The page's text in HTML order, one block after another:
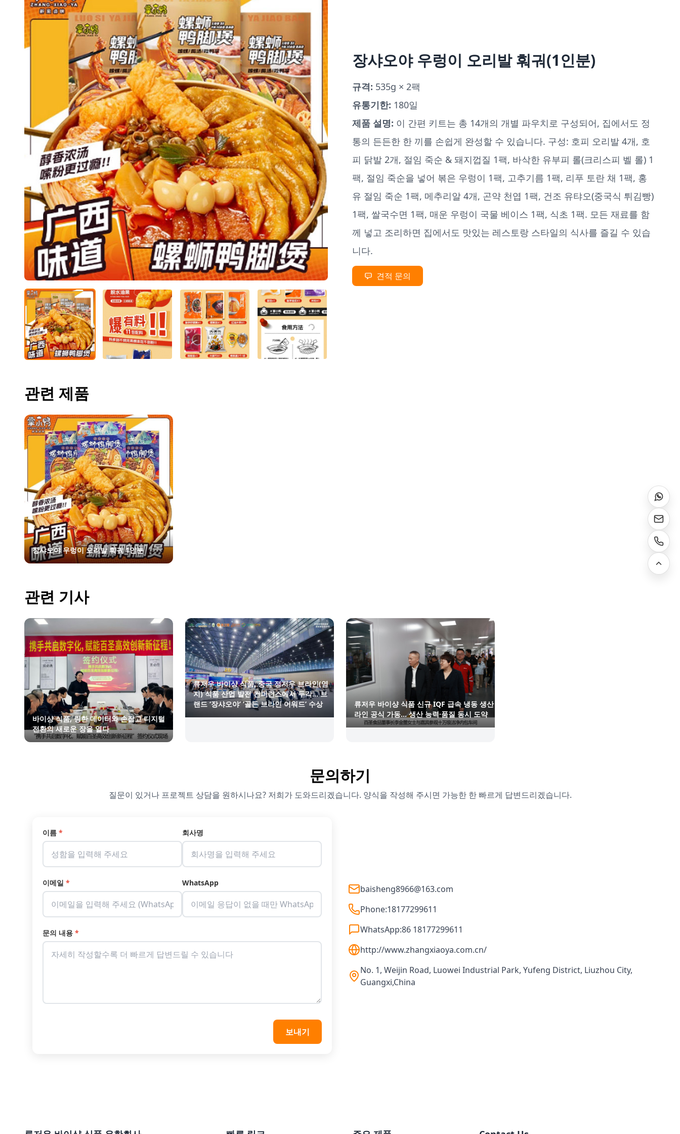
장샤오야 우렁이 오리발 훠궈(1인분)
규격: 535g × 2팩
유통기한: 180일
제품 설명: 이 간편 키트는 총 14개의 개별 파우치로 구성되어, 집에서도 정
통의 든든한 한 끼를 손쉽게 완성할 수 있습니다. 구성: 호피 오리발 4개, 호
피 닭발 2개, 절임 죽순 & 돼지껍질 1팩, 바삭한 유부피 롤(크리스피 벨 롤) 1
팩, 절임 죽순을 넣어 볶은 우렁이 1팩, 고추기름 1팩, 리푸 토란 채 1팩, 홍
유 절임 죽순 1팩, 메추리알 4개, 곤약 천엽 1팩, 건조 유탸오(중국식 튀김빵)
1팩, 쌀국수면 1팩, 매운 우렁이 국물 베이스 1팩, 식초 1팩. 모든 재료를 함
께 넣고 조리하면 집에서도 맛있는 레스토랑 스타일의 식사를 즐길 수 있습
니다.
견적 문의
관련 제품
장샤오야 우렁이 오리발 훠궈 1인분
관련 기사
바이샹 식품, 링한 데이터와 손잡고 디지털
전환의 새로운 장을 열다
류저우 바이샹 식품, 중국 정저우 브라인(염
지) 식품 산업 발전 컨퍼런스에서 두각… 브
랜드 ‘장샤오야’ ‘골든 브라인 어워드’ 수상
류저우 바이샹 식품 신규 IQF 급속 냉동 생산
라인 공식 가동… 생산 능력·품질 동시 도약
문의하기
질문이 있거나 프로젝트 상담을 원하시나요? 저희가 도와드리겠습니다. 양식을 작성해 주시면 가능한 한 빠르게 답변드리겠습니다.
이름 * 회사명
이메일 * WhatsApp
문의 내용 *
보내기
baisheng8966@163.com
Phone:18177299611
WhatsApp:86 18177299611
http://www.zhangxiaoya.com.cn/
No. 1, Weijin Road, Luowei Industrial Park, Yufeng District, Liuzhou City,
Guangxi,China